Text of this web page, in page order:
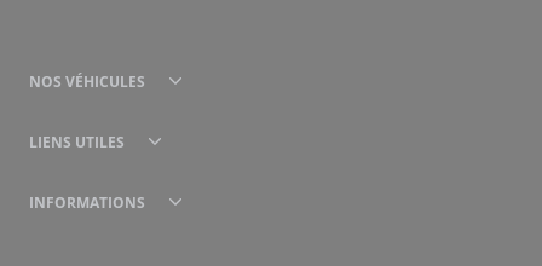
NOS VÉHICULES
LIENS UTILES
INFORMATIONS